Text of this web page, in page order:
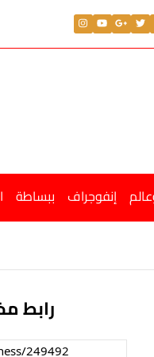
إنفوجراف ببساطة
رابط